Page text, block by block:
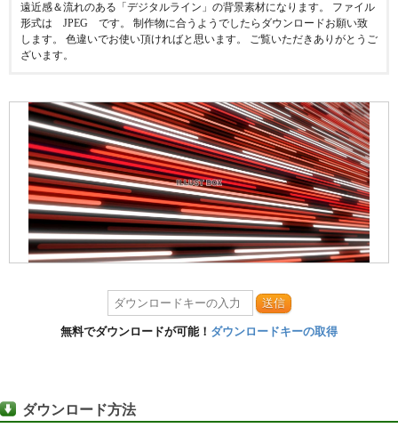
遠近感＆流れのある「デジタルライン」の背景素材になります。 ファイル
形式は JPEG です。 制作物に合うようでしたらダウンロードお願い致
します。 色違いでお使い頂ければと思います。 ご覧いただきありがとうご
ざいます。
送信
無料でダウンロードが可能！ ダウンロードキーの取得
ダウンロード方法